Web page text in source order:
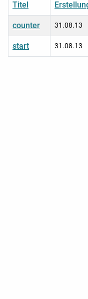
Titel
counter 31.08.13
start 31.08.13